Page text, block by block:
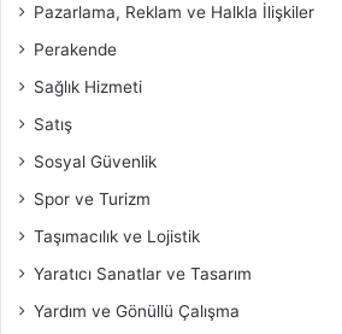
Pazarlama, Reklam ve Halkla İlişkiler
Perakende
Sağlık Hizmeti
Satış
Sosyal Güvenlik
Spor ve Turizm
Taşımacılık ve Lojistik
Yaratıcı Sanatlar ve Tasarım
Yardım ve Gönüllü Çalışma